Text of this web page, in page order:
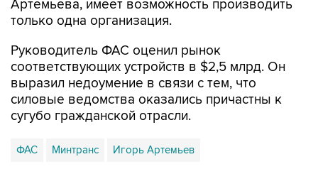
Руководитель ФАС оценил рынок
выразил недоумение в связи с тем, что
силовые ведомства оказались причастны к
сугубо гражданской отрасли.
ФАС Минтранс Игорь Артемьев